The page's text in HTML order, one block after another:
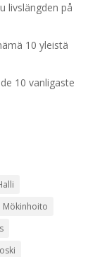
livslängden på
10 yleistä
10 vanligaste
Mökinhoito